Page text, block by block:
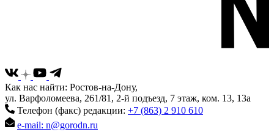
Как нас найти: Ростов-на-Дону,
ул. Варфоломеева, 261/81, 2-й подъезд, 7 этаж, ком. 13, 13а
Телефон (факс) редакции: +7 (863) 2 910 610
e-mail: n@gorodn.ru